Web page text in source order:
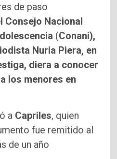
de paso
Consejo Nacional
(Conani),
Nuria Piera, en
diera a conocer
los menores en
a Capriles, quien
fue remitido al
de un año